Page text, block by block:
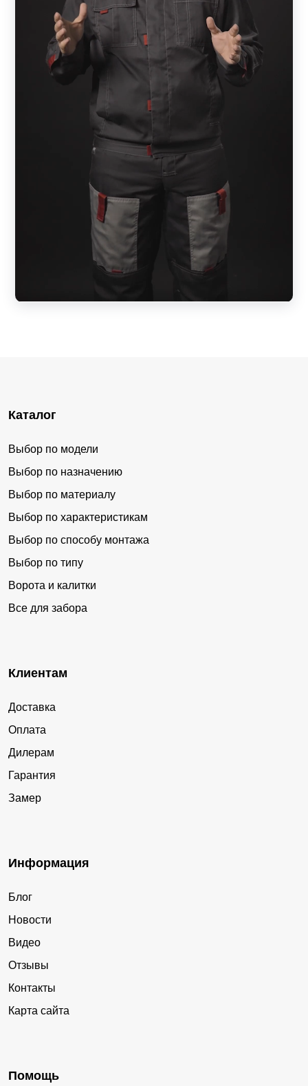
Каталог
Выбор по модели
Выбор по назначению
Выбор по материалу
Выбор по характеристикам
Выбор по способу монтажа
Выбор по типу
Ворота и калитки
Все для забора
Клиентам
Доставка
Оплата
Дилерам
Гарантия
Замер
Информация
Блог
Новости
Видео
Отзывы
Контакты
Карта сайта
Помощь